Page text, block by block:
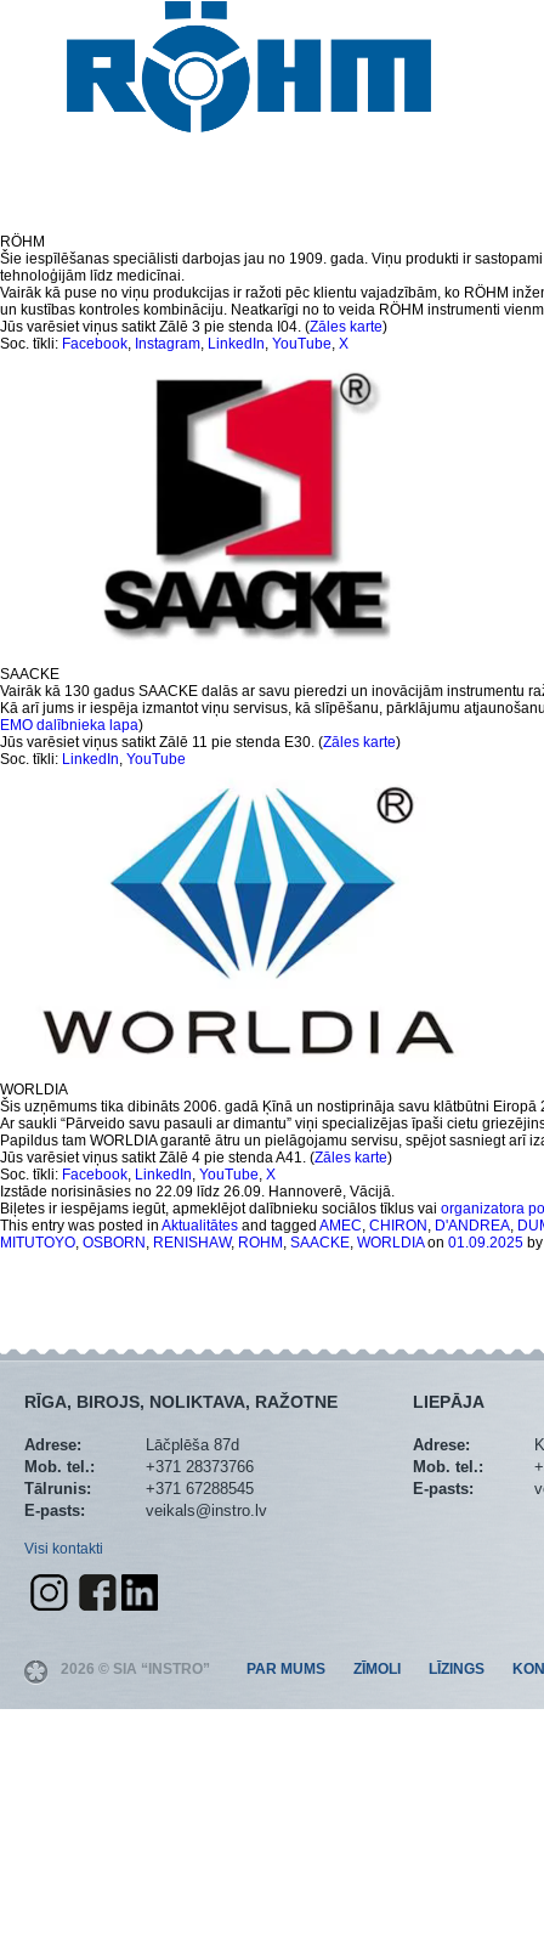
RÖHM
Šie iespīlēšanas speciālisti darbojas jau no 1909. gada. Viņu produkti ir
tehnoloģijām līdz medicīnai.
Vairāk kā puse no viņu produkcijas ir ražoti pēc klientu vajadzībām, ko RÖHM
un kustības kontroles kombināciju. Neatkarīgi no to veida RÖHM instrumenti
Jūs varēsiet viņus satikt Zālē 3 pie stenda I04. (Zāles karte)
Soc. tīkli: Facebook, Instagram, LinkedIn, YouTube, X
SAACKE
Vairāk kā 130 gadus SAACKE dalās ar savu pieredzi un inovācijām instrumentu
Kā arī jums ir iespēja izmantot viņu servisus, kā slīpēšanu, pārklājumu
EMO dalībnieka lapa)
Jūs varēsiet viņus satikt Zālē 11 pie stenda E30. (Zāles karte)
Soc. tīkli: LinkedIn, YouTube
WORLDIA
Šis uzņēmums tika dibināts 2006. gadā Ķīnā un nostiprināja savu klātbūtni Eiropā
Ar saukli “Pārveido savu pasauli ar dimantu” viņi specializējas īpaši cietu
Papildus tam WORLDIA garantē ātru un pielāgojamu servisu, spējot sasniegt arī
Jūs varēsiet viņus satikt Zālē 4 pie stenda A41. (Zāles karte)
Soc. tīkli: Facebook, LinkedIn, YouTube, X
Izstāde norisināsies no 22.09 līdz 26.09. Hannoverē, Vācijā.
Biļetes ir iespējams iegūt, apmeklējot dalībnieku sociālos tīklus vai organizatora
This entry was posted in Aktualitātes and tagged AMEC, CHIRON , D'ANDREA,
MITUTOYO, OSBORN , RENISHAW, ROHM , SAACKE, WORLDIAon 01.09.2025
RĪGA, BIROJS, NOLIKTAVA, RAŽOTNE
Adrese:
Lāčplēša 87d
Mob. tel.:
+371 28373766
Tālrunis:
+371 67288545
E-pasts:
veikals@instro.lv
Visi kontakti
LIEPĀJA
Adrese:
Mob. tel.:
E-pasts:
2026 © SIA “INSTRO” PAR MUMS ZĪMOLI LĪZINGS